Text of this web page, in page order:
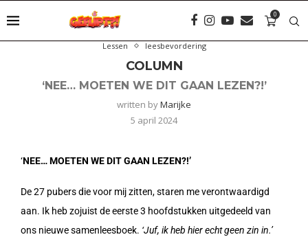
0
Lessen leesbevordering
COLUMN
‘NEE… MOETEN WE DIT GAAN LEZEN?!’
written byMarijke
5 april 2024
‘NEE… MOETEN WE DIT GAAN LEZEN?!’
De 27 pubers die voor mij zitten, staren me verontwaardigd
aan. Ik heb zojuist de eerste 3 hoofdstukken uitgedeeld van
ons nieuwe samenleesboek. ‘Juf, ik heb hier echt geen zin in.’